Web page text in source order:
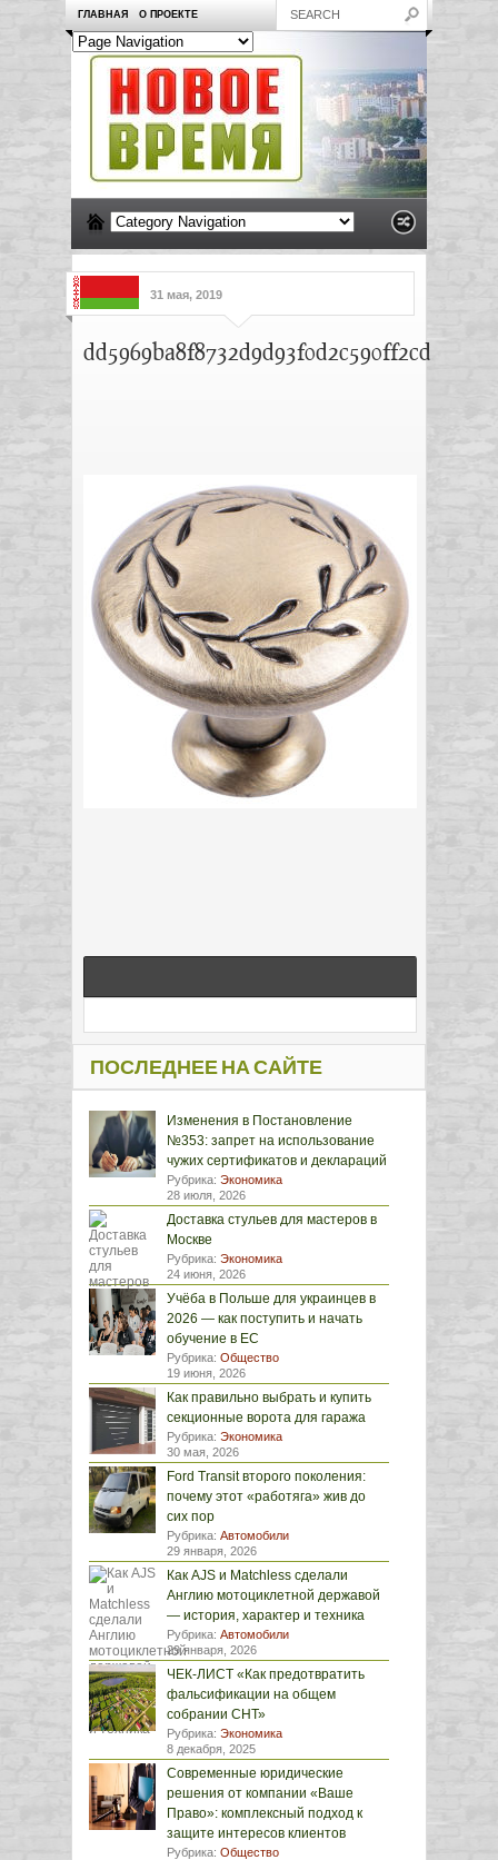
ГЛАВНАЯ О ПРОЕКТЕ
31 мая, 2019
dd5969ba8f8732d9d93f0d2c590ff2cd
ПОСЛЕДНЕЕ НА САЙТЕ
Изменения в Постановление
№353: запрет на использование
чужих сертификатов и деклараций
Рубрика: Экономика
28 июля, 2026
Доставка стульев для мастеров в
Москве
Рубрика: Экономика
24 июня, 2026
Учёба в Польше для украинцев в
2026 — как поступить и начать
обучение в ЕС
Рубрика: Общество
19 июня, 2026
Как правильно выбрать и купить
секционные ворота для гаража
Рубрика: Экономика
30 мая, 2026
Ford Transit второго поколения:
почему этот «работяга» жив до
сих пор
Рубрика: Автомобили
29 января, 2026
Как AJS и Matchless сделали
Англию мотоциклетной державой
— история, характер и техника
Рубрика: Автомобили
29 января, 2026
ЧЕК-ЛИСТ «Как предотвратить
фальсификации на общем
собрании СНТ»
Рубрика: Экономика
8 декабря, 2025
Современные юридические
решения от компании «Ваше
Право»: комплексный подход к
защите интересов клиентов
Рубрика: Общество